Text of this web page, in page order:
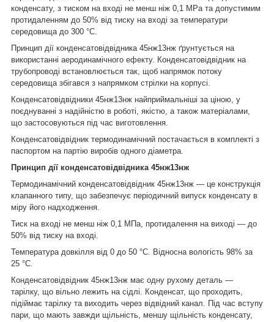
конденсату, з тиском на вході не менш ніж 0,1 МРа та допустимим
протидаленням до 50% від тиску на вході за температури
середовища до 300 °C.
Принцип дії конденсатовідвідника 45нж13нж ґрунтується на
використанні аеродинамічного ефекту. Конденсатовідвідник на
трубопроводі встановлюється так, щоб напрямок потоку
середовища збігався з напрямком стрілки на корпусі.
Конденсатовідвідники 45нж13нж найприймальніші за ціною, у
поєднуванні з надійністю в роботі, якістю, а також матеріалами,
що застосовуються під час виготовлення.
Конденсатовідвідник термодинамічний постачається в комплекті з
паспортом на партію виробів одного діаметра.
Принцип дії конденсатовідвідника 45нж13нж
Термодинамічний конденсатовідвідник 45нж13нж — це конструкція
клапанного типу, що забезпечує періодичний випуск конденсату в
міру його надходження.
Тиск на вході не менш ніж 0,1 МПа, протидалення на виході — до
50% від тиску на вході.
Температура довкілля від 0 до 50 °C. Відносна вологість 98% за
25 °C.
Конденсатовідвідник 45нж13нж має одну рухому деталь —
тарілку, що вільно лежить на сідлі. Конденсат, що проходить,
підіймає тарілку та виходить через відвідний канал. Під час вступу
пари, що мають завжди щільність, меншу щільність конденсату,